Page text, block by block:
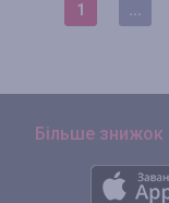
1
Більше знижок